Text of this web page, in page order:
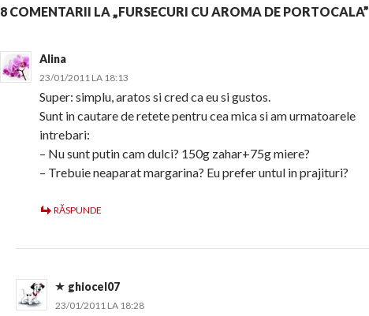
8 COMENTARII LA „FURSECURI CU AROMA DE PORTOCALA”
Alina
23/01/2011 LA 18:13
Super: simplu, aratos si cred ca eu si gustos.
Sunt in cautare de retete pentru cea mica si am urmatoarele
intrebari:
– Nu sunt putin cam dulci? 150g zahar+75g miere?
– Trebuie neaparat margarina? Eu prefer untul in prajituri?
RĂSPUNDE
ghiocel07
23/01/2011 LA 18:28